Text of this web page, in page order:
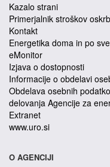
Kazalo strani
Primerjalnik stroškov
Kontakt
Energetika doma in po
eMonitor
Izjava o dostopnosti
Informacije o obdelavi
Obdelava osebnih
delovanja Agencije za
Extranet
www.uro.si
O AGENCIJI